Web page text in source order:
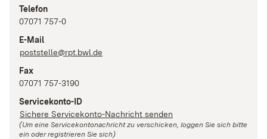
Telefon
07071 757-0
E-Mail
poststelle@rpt.bwl.de
Fax
07071 757-3190
Servicekonto-ID
Sichere Servicekonto-Nachricht senden
(Um eine Servicekontonachricht zu verschicken, loggen Sie sich bitte
ein oder registrieren Sie sich)